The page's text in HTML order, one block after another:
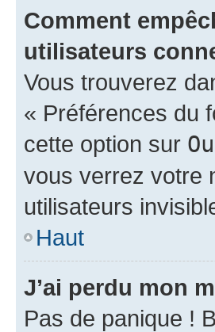
Comment
utilisateurs
Vous trouverez
« Préférences du
cette option sur
vous verrez votre
utilisateurs
Haut
J’ai perdu mon
Pas de panique !